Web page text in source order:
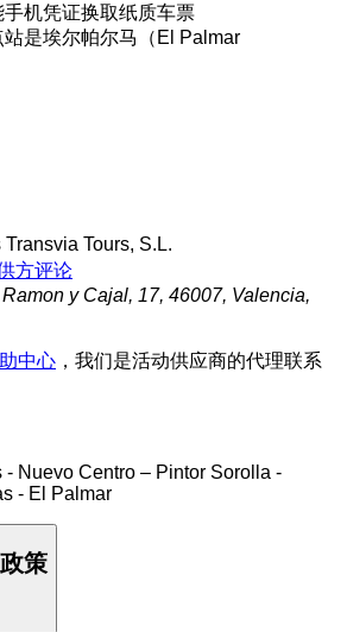
机凭证换取纸质车票
是埃尔帕尔马（El Palmar
Tours, S.L.
方评论
y Cajal, 17, 46007, Valencia,
中心 ，我们是活动供应商的代理联系
- Nuevo Centro – Pintor Sorolla -
- El Palmar
策